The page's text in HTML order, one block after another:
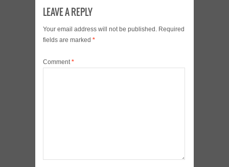
LEAVE A REPLY
Your email address will not be published. Required
fields are marked *
Comment*